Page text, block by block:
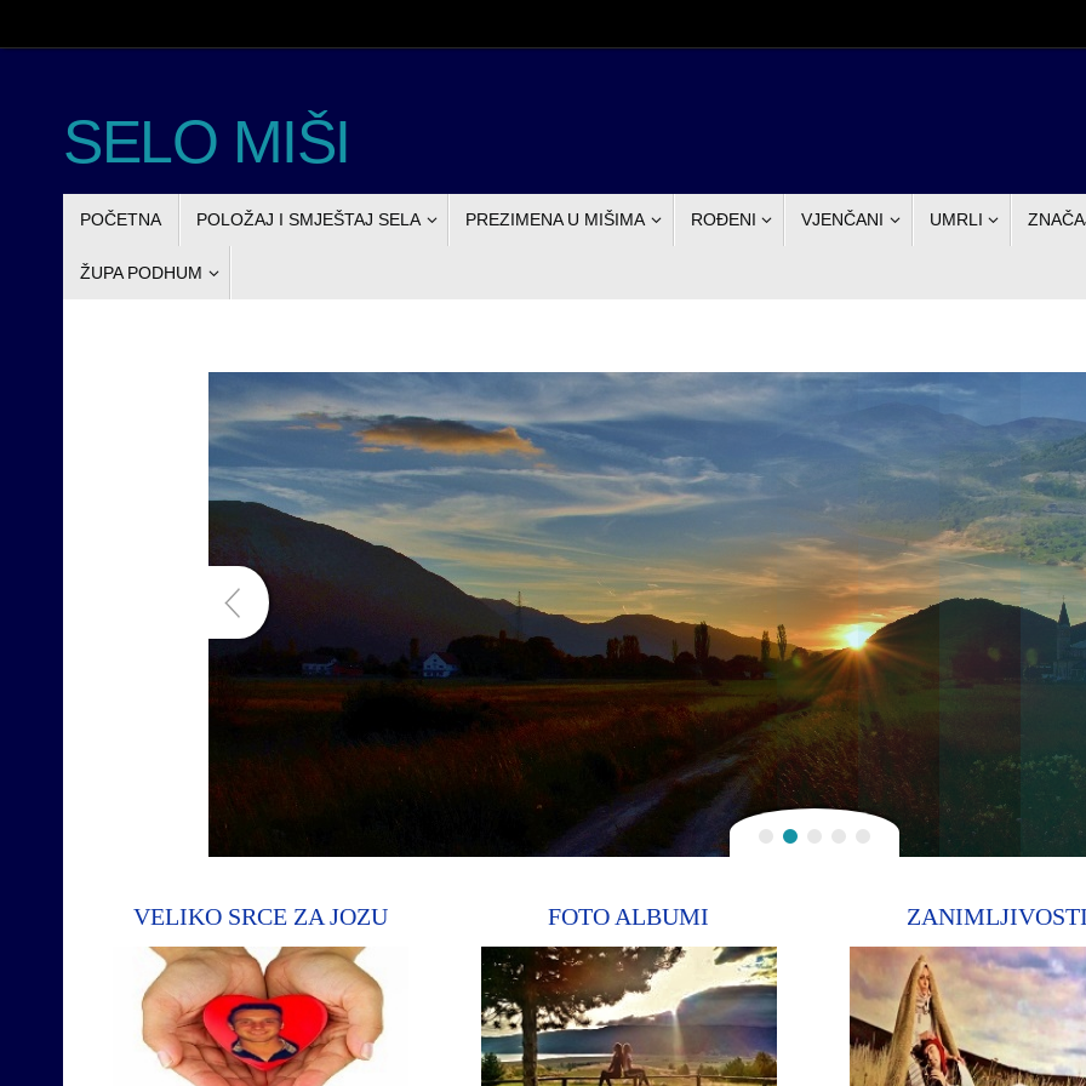
SELO MIŠI
DO
POČETNA POLOŽAJ I SMJEŠTAJ SELA PREZIMENA U MIŠIMA ROĐENI VJENČANI UMRLI
ŽUPA PODHUM
VELIKO SRCE ZA JOZU
Pomozimo Jozi Klišaninu da
prohoda,..
FOTO ALBUMI
Više 130 albuma sa više od 6000
fotografija
ZANIMLJIVOSTI